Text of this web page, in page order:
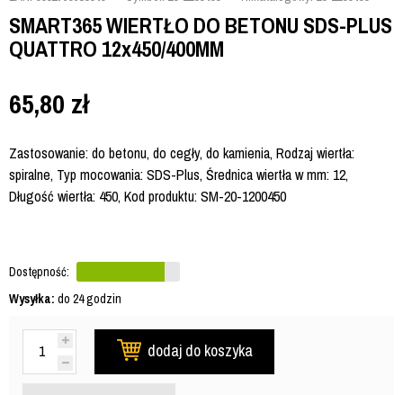
SMART365 WIERTŁO DO BETONU SDS-PLUS
QUATTRO 12x450/400MM
65,80 zł
Zastosowanie: do betonu, do cegły, do kamienia, Rodzaj wiertła:
spiralne, Typ mocowania: SDS-Plus, Średnica wiertła w mm: 12,
Długość wiertła: 450, Kod produktu: SM-20-1200450
Dostępność:
Wysyłka: do 24 godzin
dodaj do koszyka